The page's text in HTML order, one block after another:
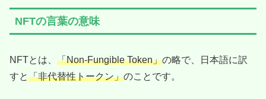
NFTの言葉の意味
NFTとは、 「Non-Fungible Token」の略で、日本語に訳
すと「非代替性トークン」のことです。